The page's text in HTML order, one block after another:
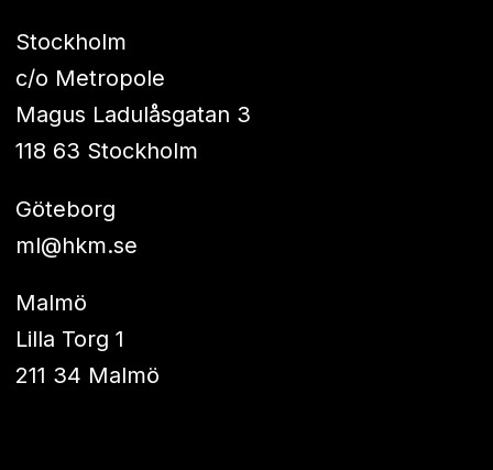
Stockholm
c/o Metropole
Magus Ladulåsgatan 3
118 63 Stockholm
Göteborg
ml@hkm.se
Malmö
Lilla Torg 1
211 34 Malmö